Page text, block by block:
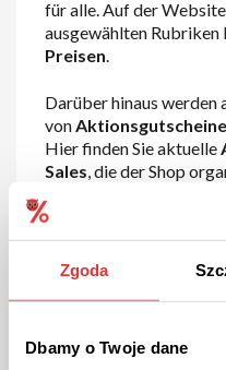
Zgoda
Dbamy o Twoje dane
für alle. Auf der
ausgewählten Rubriken
Preisen
Darüber hinaus werden
von
Hier finden Sie aktuelle
Sales , die der Shop
Sie bei Ihrem nächsten
einlösen. Warten Sie
fangen Sie jetzt an zu
die GOMEZ